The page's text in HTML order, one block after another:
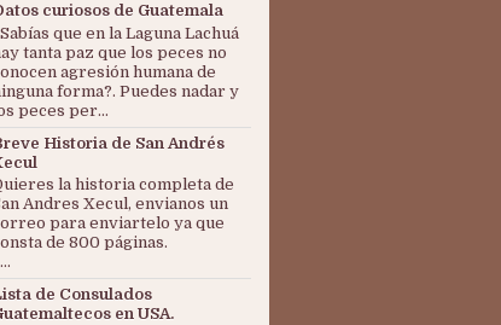
curiosos de Guatemala
que en la Laguna Lachuá
tanta paz que los peces no
agresión humana de
forma?. Puedes nadar y
peces per...
Historia de San Andrés
la historia completa de
Andres Xecul, envianos un
para enviartelo ya que
de 800 páginas.
de Consulados
en USA.